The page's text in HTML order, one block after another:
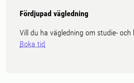
Fördjupad vägledning
Vill du ha vägledning om studie- och
Boka tid